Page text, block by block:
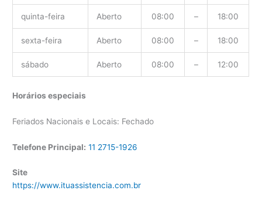
quinta-feira Aberto 08:00 – 18:00
sexta-feira Aberto 08:00 – 18:00
sábado Aberto 08:00 – 12:00
Horários especiais
Feriados Nacionais e Locais: Fechado
Telefone Principal: 11 2715-1926
Site
https://www.ituassistencia.com.br